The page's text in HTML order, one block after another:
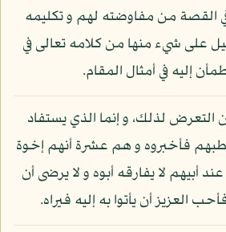
القصة من مفاوضته لهم و تكليمه
على شيء منها من كلامه تعالى في
إليه في أمثال المقام.
لذلك، و إنما الذي يستفاد
فأخبروه و هم عشرة أنهم إخوة
أبيهم لا يفارقه أبوه و لا يرضى أن
العزيز أن يأتوا به إليه فيراه.